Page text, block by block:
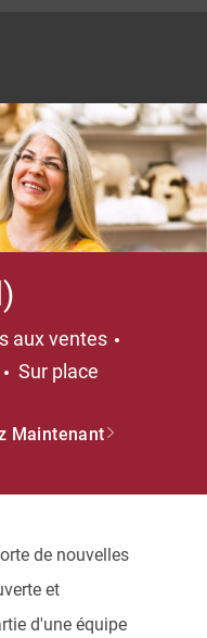
aux ventes
Sur place
Maintenant
de nouvelles
et
d'une équipe